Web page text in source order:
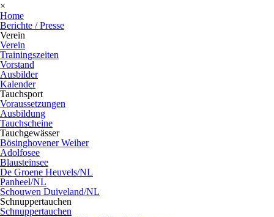
×
Home
Berichte / Presse
Verein
Verein
Trainingszeiten
Vorstand
Ausbilder
Kalender
Tauchsport
Voraussetzungen
Ausbildung
Tauchscheine
Tauchgewässer
Bösinghovener Weiher
Adolfosee
Blausteinsee
De Groene Heuvels/NL
Panheel/NL
Schouwen Duiveland/NL
Schnuppertauchen
Schnuppertauchen